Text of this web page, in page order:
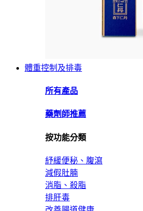
體重控制及排毒
所有產品
藥劑師推薦
按功能分類
紓緩便秘、腹瀉
減假肚腩
消脂、殺脂
排肝毒